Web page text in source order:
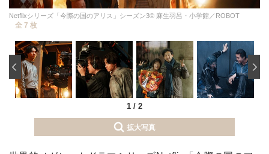
Netflixシリーズ「今際の国のアリス」シーズン3© 麻生羽呂・小学館／ROBOT
全 7 枚
1 / 2
‹
拡大写真